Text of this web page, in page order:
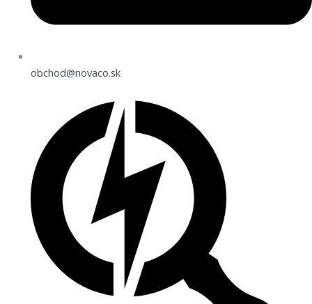
obchod@novaco.sk